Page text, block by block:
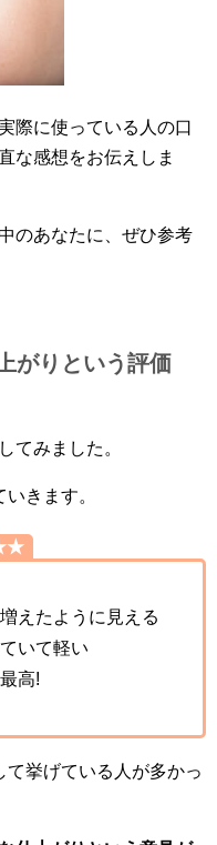
際に使っている人の口
な感想をお伝えしま
のあなたに、ぜひ参考
がりという評価
てみました。
きます。
えたように見える
いて軽い
高!
挙げている人が多かっ